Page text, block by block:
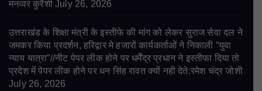
मनव्वर कुरैशी July 26, 2026
उत्तराखंड के शिक्षा मंत्री के इस्तीफे की मांग को लेकर सुराज सेवा दल ने
जमकर किया प्रदर्शन, हरिद्वार मे हजारों कार्यकर्ताओं ने निकाली “युवा
न्याय यात्रा”//नीट पेपर लीक होने पर धर्मेंद्र प्रधान ने इस्तीफा दिया तो
प्रदेश में पेपर लीक होने पर धन सिंह रावत क्यों नही देते:रमेश चंद्र जोशी
July 26, 2026